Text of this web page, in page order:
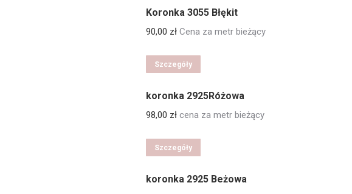
Koronka 3055 Błękit
90,00 złCena za metr bieżący
Szczegóły
koronka 2925Różowa
98,00 złcena za metr bieżący
Szczegóły
koronka 2925 Beżowa